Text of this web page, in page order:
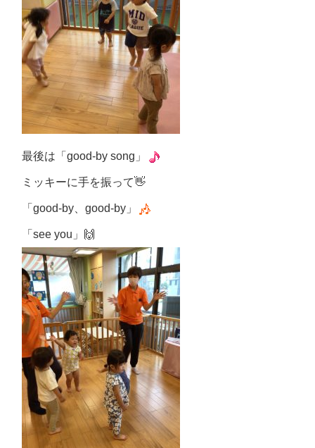
最後は「good-by song 」
ミッキーに手を振って👋
「good-by 、good-by 」
「see you 」 🙌